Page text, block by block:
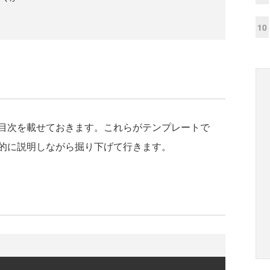
を載せておきます。これらがテンプレートで
説明しながら掘り下げて行きます。
10